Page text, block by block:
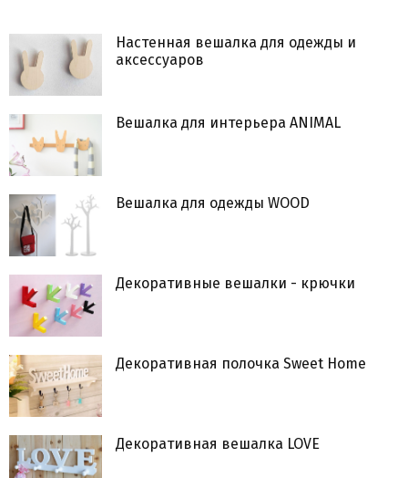
Настенная вешалка для одежды и
аксессуаров
Вешалка для интерьера ANIMAL
Вешалка для одежды WOOD
Декоративные вешалки - крючки
Декоративная полочка Sweet Home
Декоративная вешалка LOVE